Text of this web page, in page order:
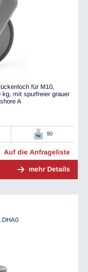
für M10,
mit spurfreier grauer
A
90
Auf die Anfrageliste
mehr Details